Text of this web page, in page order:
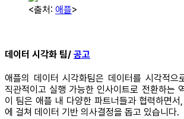
<출처: 애플>
데이터 시각화 팀/ 공고
애플의 데이터 시각화팀은 데이터를 시각적으
직관적이고 실행 가능한 인사이트로 전환하는
이 팀은 애플 내 다양한 파트너들과 협력하면
에 걸쳐 데이터 기반 의사결정을 돕고 있습니다.